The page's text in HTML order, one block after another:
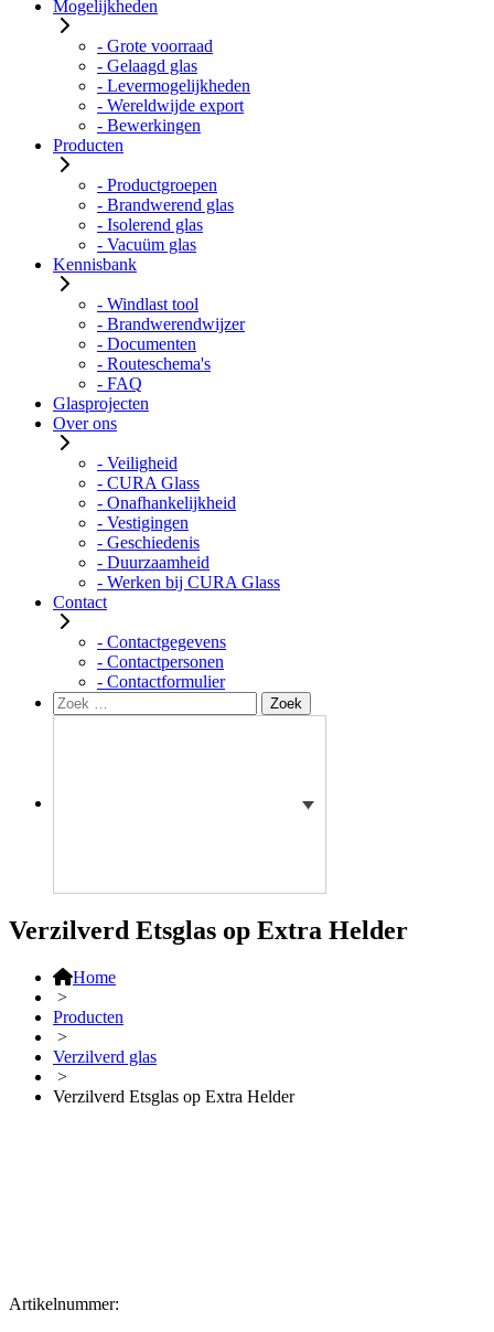
Mogelijkheden
- Grote voorraad
- Gelaagd glas
- Levermogelijkheden
- Wereldwijde export
- Bewerkingen
Producten
- Productgroepen
- Brandwerend glas
- Isolerend glas
- Vacuüm glas
Kennisbank
- Windlast tool
- Brandwerendwijzer
- Documenten
- Routeschema's
- FAQ
Glasprojecten
Over ons
- Veiligheid
- CURA Glass
- Onafhankelijkheid
- Vestigingen
- Geschiedenis
- Duurzaamheid
- Werken bij CURA Glass
Contact
- Contactgegevens
- Contactpersonen
- Contactformulier
Zoeken
naar:
Zoek
Verzilverd Etsglas op Extra Helder
Home
>
Producten
>
Verzilverd glas
>
Verzilverd Etsglas op Extra Helder
Artikelnummer: